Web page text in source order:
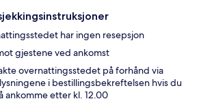
har ingen resepsjon
gjestene ved ankomst
overnattingsstedet på forhånd via
i bestillingsbekreftelsen hvis du
ankomme etter kl. 12.00